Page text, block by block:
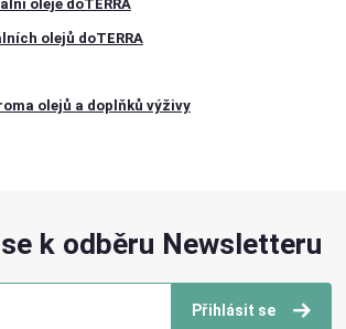
oleje doTERRA
olejů doTERRA
olejů a doplňků výživy
k odběru Newsletteru
Přihlásit se